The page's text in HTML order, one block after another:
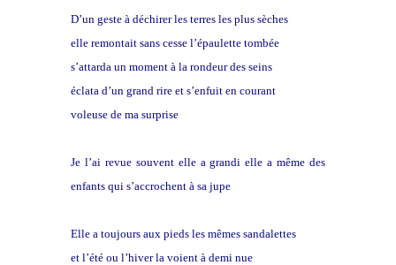
D’un geste à déchirer les terres les plus sèches
elle remontait sans cesse l’épaulette tombée
s’attarda un moment à la rondeur des seins
éclata d’un grand rire et s’enfuit en courant
voleuse de ma surprise
Je l’ai revue souvent elle a grandi elle a même des
enfants qui s’accrochent à sa jupe
Elle a toujours aux pieds les mêmes sandalettes
et l’été ou l’hiver la voient à demi nue